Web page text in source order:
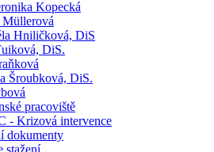
Kopecká
Hniličková, DiS
DiS.
Šroubková, DiS.
pracoviště
- Krizová intervence
dokumenty
stažení